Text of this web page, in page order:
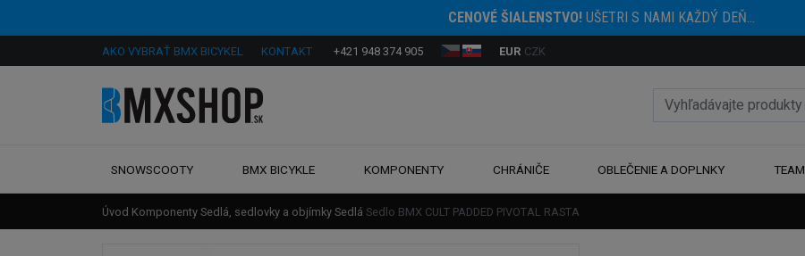
CENOVÉ ŠIALENSTVO!UŠETRI S NAMI KAŽDÝ DEŇ...
AKO VYBRAŤ BMX BICYKEL KONTAKT +421 948 374 905 EUR CZK
SNOWSCOOTY BMX BICYKLE KOMPONENTY CHRÁNIČE OBLEČENIE A DOPLNKY TEAM
Úvod Komponenty Sedlá, sedlovky a objímky Sedlá Sedlo BMX CULT PADDED PIVOTAL RASTA